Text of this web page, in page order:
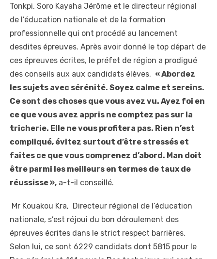
Tonkpi, Soro Kayaha Jérôme et le directeur régional
de l’éducation nationale et de la formation
professionnelle qui ont procédé au lancement
desdites épreuves. Après avoir donné le top départ de
ces épreuves écrites, le préfet de région a prodigué
des conseils aux aux candidats élèves. « Abordez
les sujets avec sérénité. Soyez calme et sereins.
Ce sont des choses que vous avez vu. Ayez foi en
ce que vous avez appris ne comptez pas sur la
tricherie. Elle ne vous profitera pas. Rien n’est
compliqué, évitez surtout d’être stressés et
faites ce que vous comprenez d’abord. Man doit
être parmi les meilleurs en termes de taux de
réussisse », a-t-il conseillé.
Mr Kouakou Kra, Directeur régional de l’éducation
nationale, s’est réjoui du bon déroulement des
épreuves écrites dans le strict respect barrières.
Selon lui, ce sont 6229 candidats dont 5815 pour le